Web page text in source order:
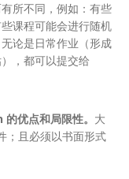
所不同，例如：有些
课程可能会进行随机
论是日常作业（形成
，都可以提交给
优点和局限性。 大
；且必须以书面形式